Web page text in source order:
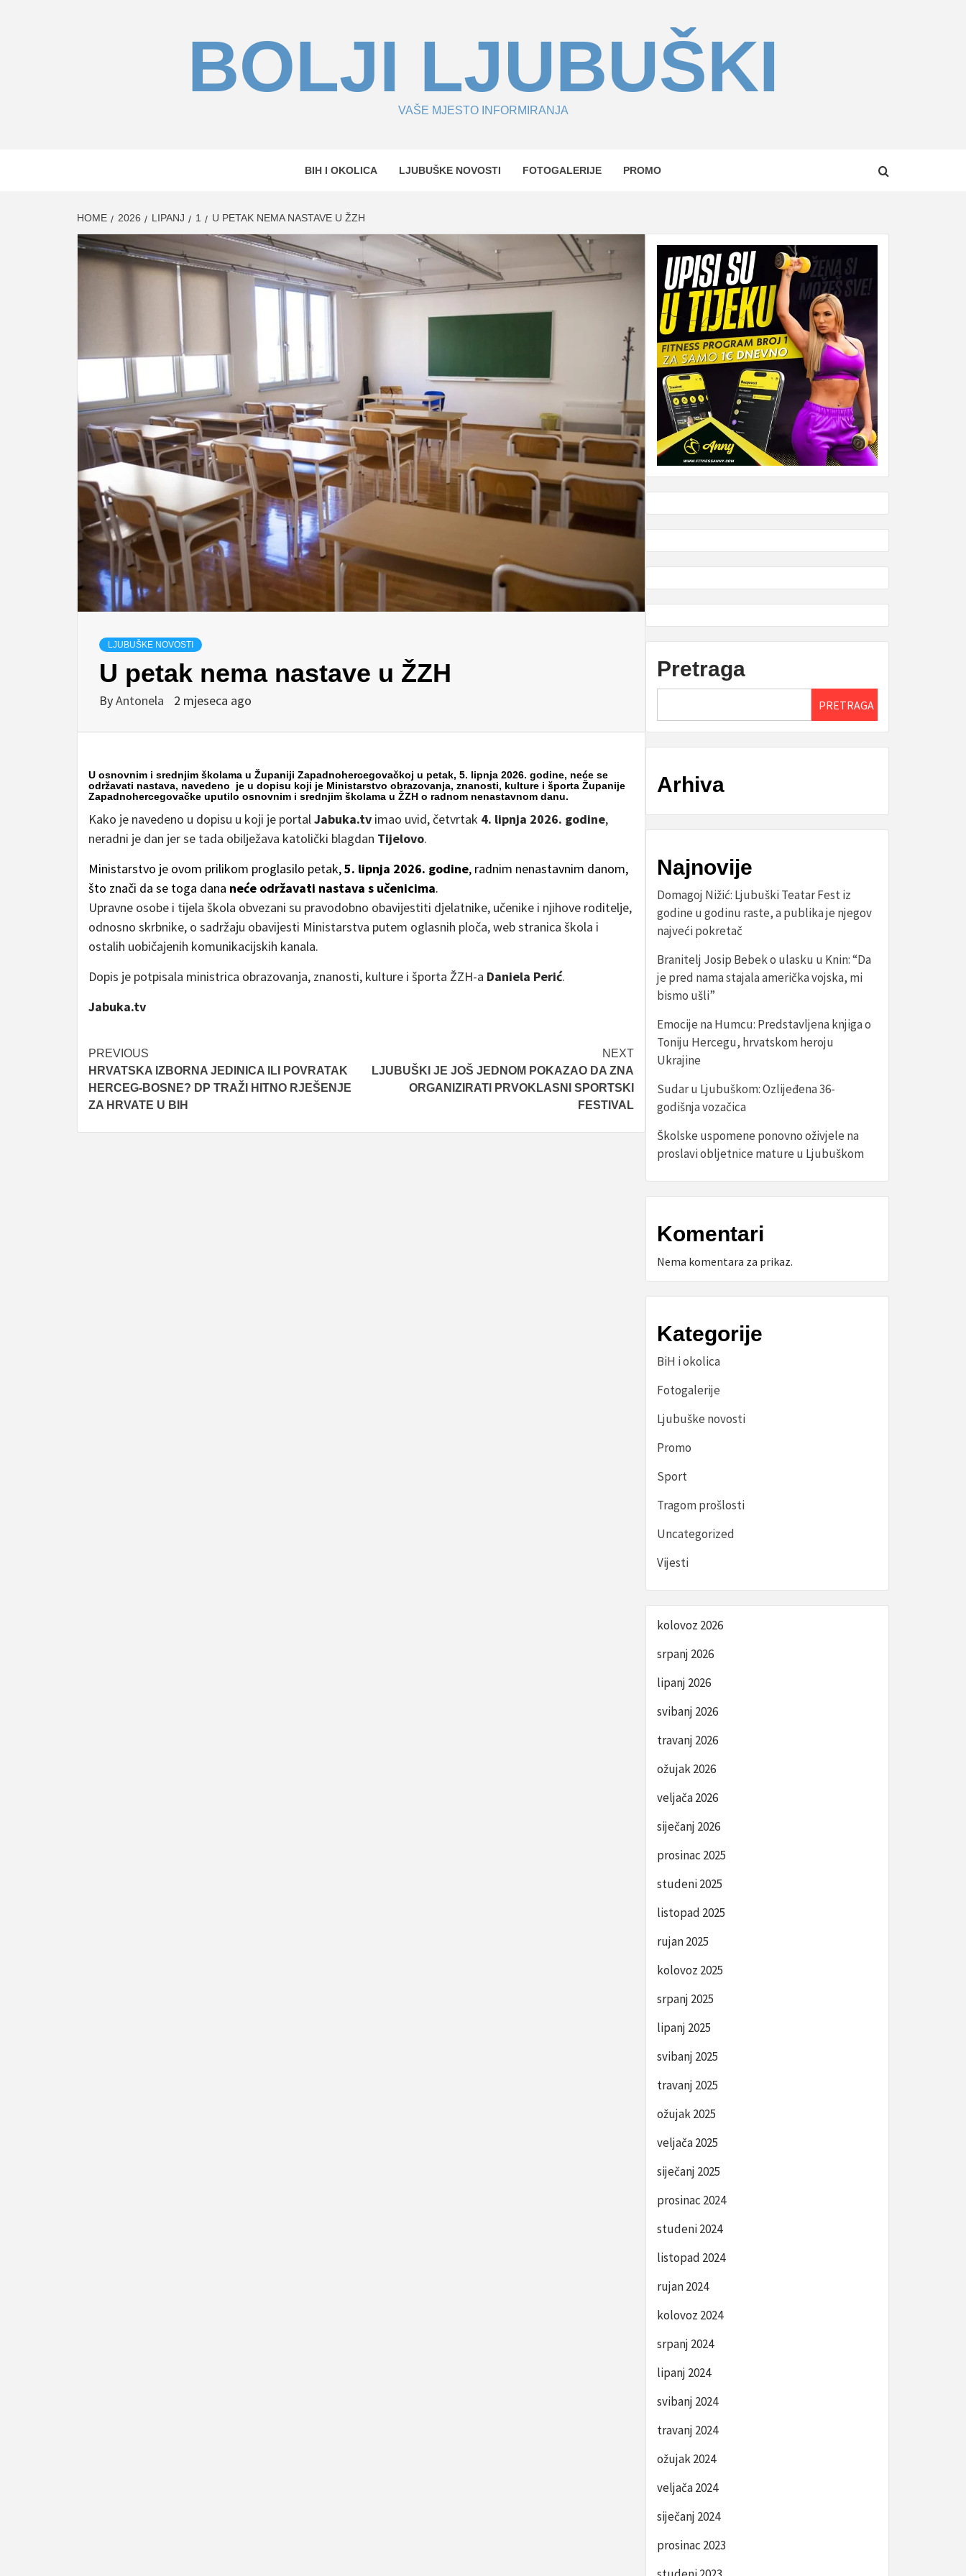
BOLJI LJUBUŠKI
VAŠE MJESTO INFORMIRANJA
BIH I OKOLICA LJUBUŠKE NOVOSTI FOTOGALERIJE PROMO
HOME 2026 LIPANJ 1 U PETAK NEMA NASTAVE U ŽZH
LJUBUŠKE NOVOSTI
U petak nema nastave u ŽZH
ByAntonela 2 mjeseca ago
U osnovnim i srednjim školama u Županiji Zapadnohercegovačkoj u petak, 5. lipnja 2026. godine, neće se
održavati nastava, navedeno je u dopisu koji je Ministarstvo obrazovanja, znanosti, kulture i športa Županije
Zapadnohercegovačke uputilo osnovnim i srednjim školama u ŽZH o radnom nenastavnom danu.
Kako je navedeno u dopisu u koji je portalJabuka.tv imao uvid, četvrtak 4. lipnja 2026. godine,
neradni je dan jer se tada obilježava katolički blagdan Tijelovo.
Ministarstvo je ovom prilikom proglasilo petak,5. lipnja 2026. godine, radnim nenastavnim danom,
što znači da se toga dana neće održavati nastava s učenicima.
Upravne osobe i tijela škola obvezani su pravodobno obavijestiti djelatnike, učenike i njihove roditelje,
odnosno skrbnike, o sadržaju obavijesti Ministarstva putem oglasnih ploča, web stranica škola i
ostalih uobičajenih komunikacijskih kanala.
Dopis je potpisala ministrica obrazovanja, znanosti, kulture i športa ŽZH-a Daniela Perić.
Jabuka.tv
Post
navigation
PREVIOUS
HRVATSKA IZBORNA JEDINICA ILI POVRATAK
HERCEG-BOSNE? DP TRAŽI HITNO RJEŠENJE
ZA HRVATE U BIH
NEXT
LJUBUŠKI JE JOŠ JEDNOM POKAZAO DA ZNA
ORGANIZIRATI PRVOKLASNI SPORTSKI
FESTIVAL
Pretraga
PRETRAGA
Arhiva
Najnovije
Domagoj Nižić: Ljubuški Teatar Fest iz
godine u godinu raste, a publika je njegov
najveći pokretač
Branitelj Josip Bebek o ulasku u Knin: “Da
je pred nama stajala američka vojska, mi
bismo ušli”
Emocije na Humcu: Predstavljena knjiga o
Toniju Hercegu, hrvatskom heroju
Ukrajine
Sudar u Ljubuškom: Ozlijeđena 36-
godišnja vozačica
Školske uspomene ponovno oživjele na
proslavi obljetnice mature u Ljubuškom
Komentari
Nema komentara za prikaz.
Kategorije
BiH i okolica
Fotogalerije
Ljubuške novosti
Promo
Sport
Tragom prošlosti
Uncategorized
Vijesti
kolovoz 2026
srpanj 2026
lipanj 2026
svibanj 2026
travanj 2026
ožujak 2026
veljača 2026
siječanj 2026
prosinac 2025
studeni 2025
listopad 2025
rujan 2025
kolovoz 2025
srpanj 2025
lipanj 2025
svibanj 2025
travanj 2025
ožujak 2025
veljača 2025
siječanj 2025
prosinac 2024
studeni 2024
listopad 2024
rujan 2024
kolovoz 2024
srpanj 2024
lipanj 2024
svibanj 2024
travanj 2024
ožujak 2024
veljača 2024
siječanj 2024
prosinac 2023